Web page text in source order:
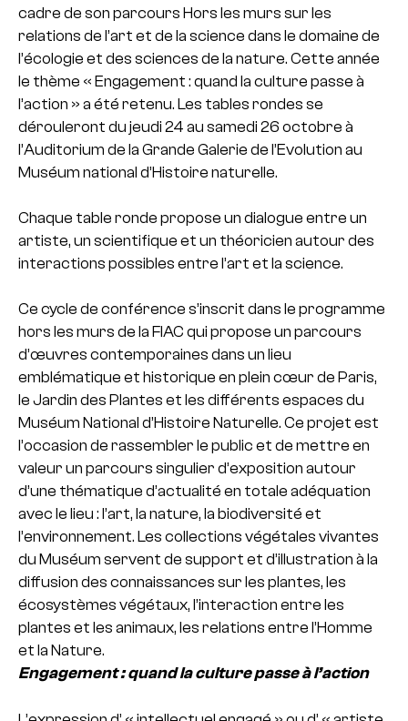
cadre de son parcours Hors les murs sur les
relations de l’art et de la science dans le domaine de
l’écologie et des sciences de la nature. Cette année
le thème « Engagement : quand la culture passe à
l’action » a été retenu. Les tables rondes se
dérouleront du jeudi 24 au samedi 26 octobre à
l’Auditorium de la Grande Galerie de l’Evolution au
Muséum national d’Histoire naturelle.
Chaque table ronde propose un dialogue entre un
artiste, un scientifique et un théoricien autour des
interactions possibles entre l’art et la science.
Ce cycle de conférence s’inscrit dans le programme
hors les murs de la FIAC qui propose un parcours
d’œuvres contemporaines dans un lieu
emblématique et historique en plein cœur de Paris,
le Jardin des Plantes et les différents espaces du
Muséum National d’Histoire Naturelle. Ce projet est
l’occasion de rassembler le public et de mettre en
valeur un parcours singulier d’exposition autour
d’une thématique d’actualité en totale adéquation
avec le lieu : l’art, la nature, la biodiversité et
l’environnement. Les collections végétales vivantes
du Muséum servent de support et d’illustration à la
diffusion des connaissances sur les plantes, les
écosystèmes végétaux, l’interaction entre les
plantes et les animaux, les relations entre l’Homme
et la Nature.
Engagement : quand la culture passe à l’action